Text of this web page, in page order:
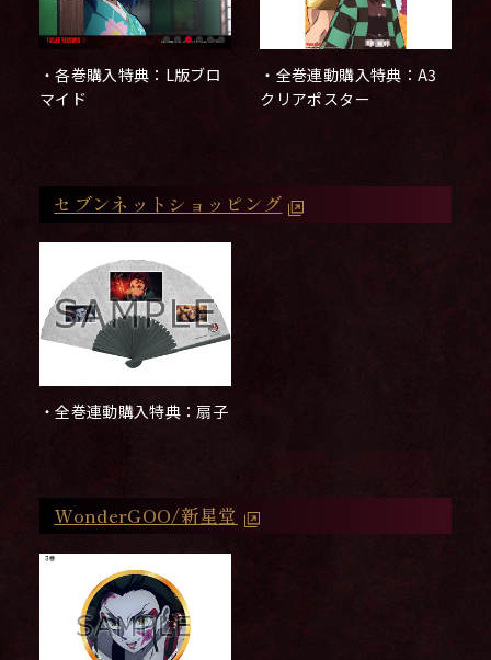
・各巻購入特典：L版ブロ
マイド
・全巻連動購入特典：A3
クリアポスター
セブンネットショッピング
・全巻連動購入特典：扇子
WonderGOO/新星堂